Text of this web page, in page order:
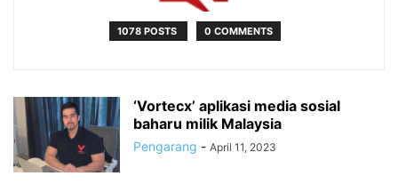
1078 POSTS 0 COMMENTS
‘Vortecx’ aplikasi media sosial
baharu milik Malaysia
Pengarang - April 11, 2023